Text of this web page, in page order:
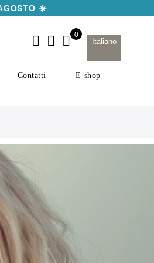
☀️
Italiano
Contatti E-shop